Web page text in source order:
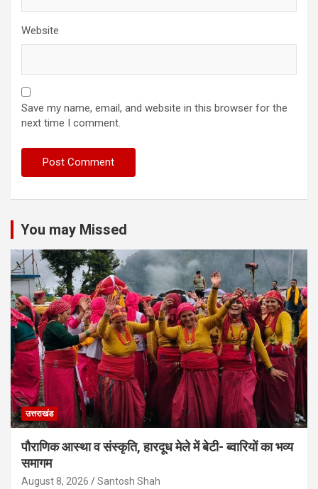
Website
Save my name, email, and website in this browser for the
next time I comment.
You may Missed
उत्तराखंड
पौराणिक आस्था व संस्कृति, हारदूध मेले में बेटी- ब्वारियों का भव्य
समागम
August 8, 2026 Santosh Shah